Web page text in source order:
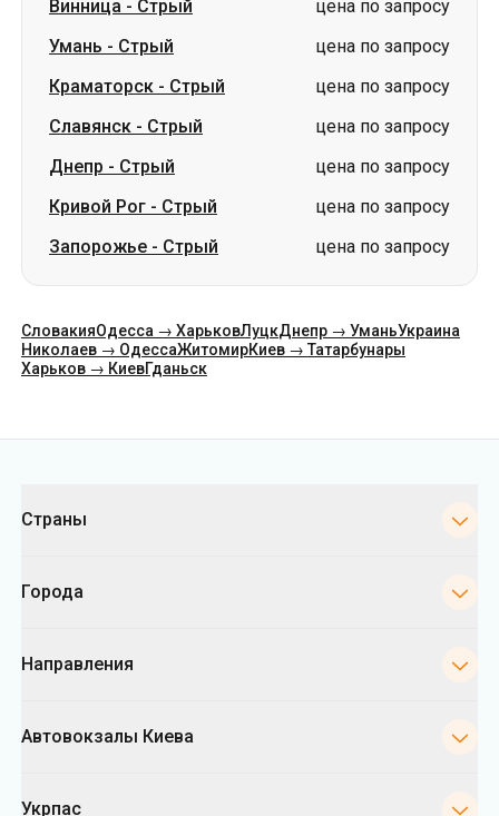
Винница - Стрый
цена по запросу
Умань - Стрый
цена по запросу
Краматорск - Стрый
цена по запросу
Славянск - Стрый
цена по запросу
Днепр - Стрый
цена по запросу
Кривой Рог - Стрый
цена по запросу
Запорожье - Стрый цена по запросу
СловакияОдесса → ХарьковЛуцкДнепр → УманьУкраина
Николаев → ОдессаЖитомирКиев → Татарбунары
Харьков → КиевГданьск
Страны
Города
Направления
Автовокзалы Киева
Укрпас